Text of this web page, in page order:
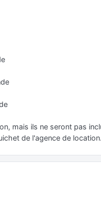
mais ils ne seront pas
de l'agence de location.